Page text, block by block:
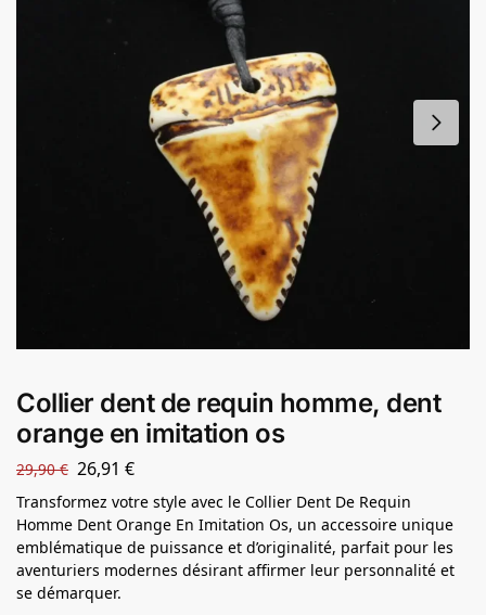
Collier dent de requin homme, dent
orange en imitation os
29,90€ 26,91 €
Transformez votre style avec le Collier Dent De Requin
Homme Dent Orange En Imitation Os, un accessoire unique
emblématique de puissance et d’originalité, parfait pour les
aventuriers modernes désirant affirmer leur personnalité et
se démarquer.